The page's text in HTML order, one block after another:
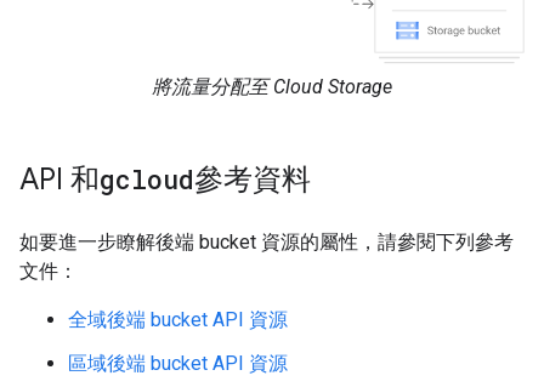
將流量分配至 Cloud Storage
API 和gcloud參考資料
如要進一步瞭解後端 bucket 資源的屬性，請參閱下列參考
文件：
全域後端 bucket API 資源
區域後端 bucket API 資源